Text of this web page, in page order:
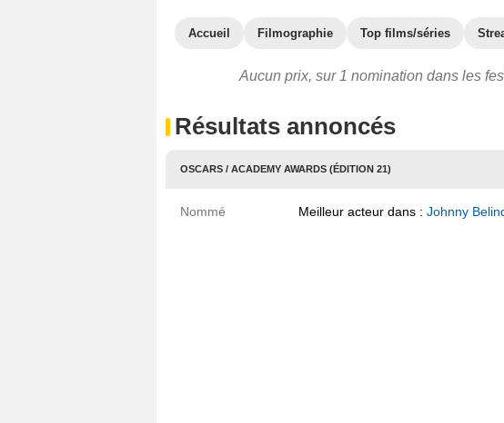
Accueil Filmographie Top films/séries
Aucun prix, sur 1 nomination dans les
Résultats annoncés
OSCARS / ACADEMY AWARDS (ÉDITION 21)
Nommé Meilleur acteur dans : Johnny